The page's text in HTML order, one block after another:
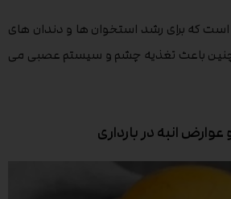
6. انبه حاوی ویتامین A است که برای رشد استخوان ها و دندان های
باعث تغذیه چشم و سیستم عصبی می
عوارض انبه در بارداری